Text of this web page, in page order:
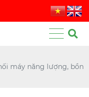
máy năng lượng, bồn